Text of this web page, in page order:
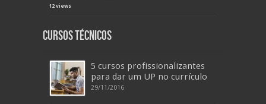
12 views
Cursos Técnicos
5 cursos profissionalizantes
para dar um UP no currículo
29/11/2016